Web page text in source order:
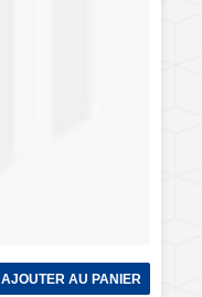
AJOUTER AU PANIER